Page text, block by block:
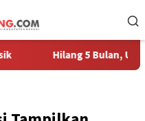
Hilang 5 Bulan, Ustadz